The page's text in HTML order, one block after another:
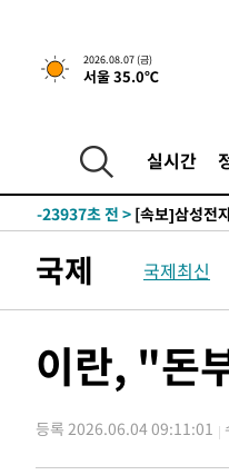
2026.08.07 (금)
서울 35.0℃
실시간
-26798초 전 >[속보]'300억
-25992초 전 >"미 전국적 살
-24386초 전 >
[속보]합수본
압수수색
-24141초 전 >
-23937초 전 > [속보]삼성전
-23891초 전 >
[속보]코스
-21056초 전 >시리아 다마스
-15318초 전 >
이란, 호르무
발효
-12184초 전 >[속보]트럼프,
-9884초 전 >[속보] 뉴욕증
국제 국제최신
이란, "돈
등록 2026.06.04 09:11:01